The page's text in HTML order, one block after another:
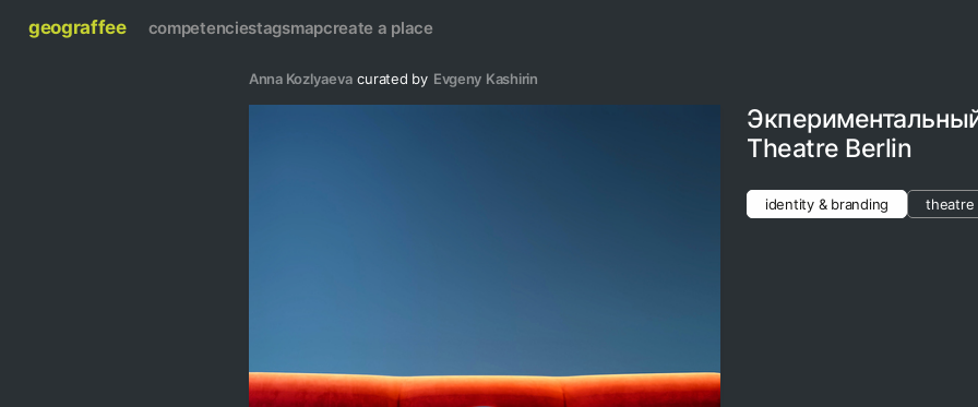
geograffee competenciestagsmapcreate a place
Anna Kozlyaeva curated by Evgeny Kashirin
Theatre Berlin
identity & branding theatre